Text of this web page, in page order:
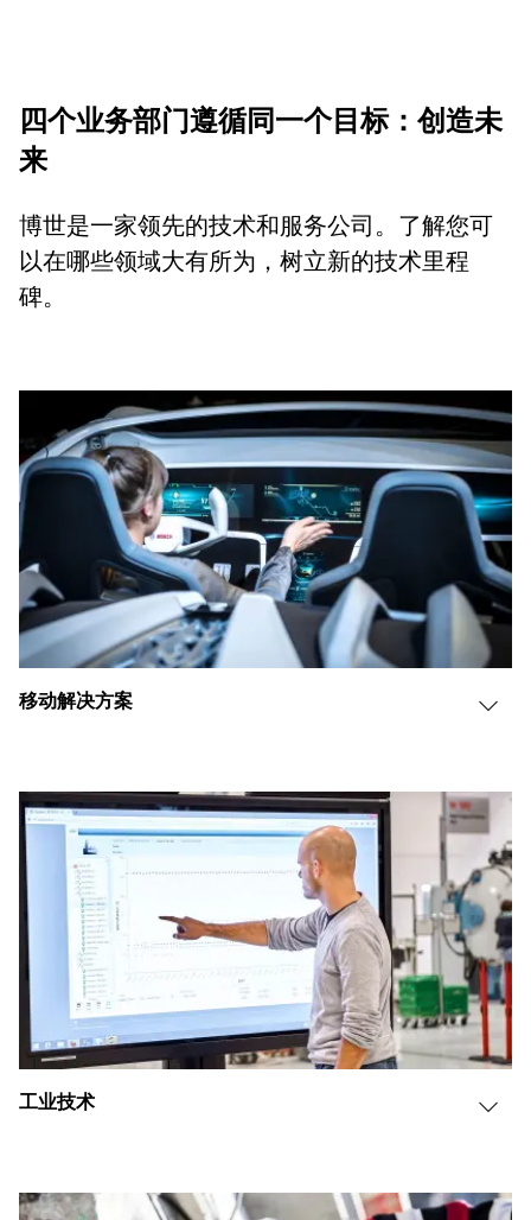
四个业务部门遵循同一个目标：创造未
来
博世是一家领先的技术和服务公司。了解您可
以在哪些领域大有所为，树立新的技术里程
碑。
移动解决方案
工业技术